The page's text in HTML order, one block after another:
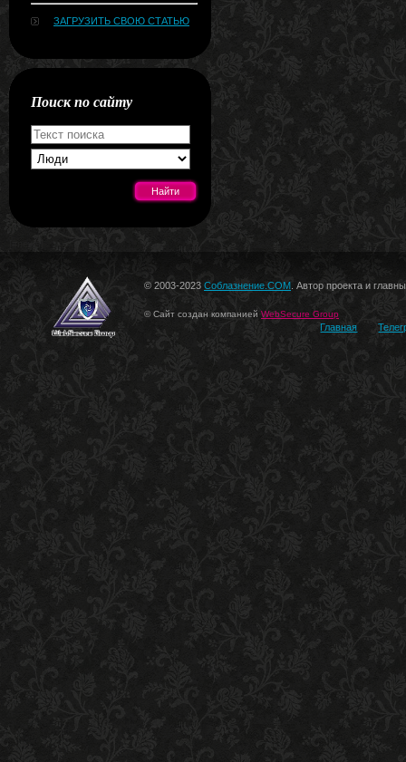
ЗАГРУЗИТЬ СВОЮ СТАТЬЮ
Поиск по сайту
© 2003-2023 Соблазнение.COM . Автор проекта и
© Сайт создан компанией WebSecure Group
Главная